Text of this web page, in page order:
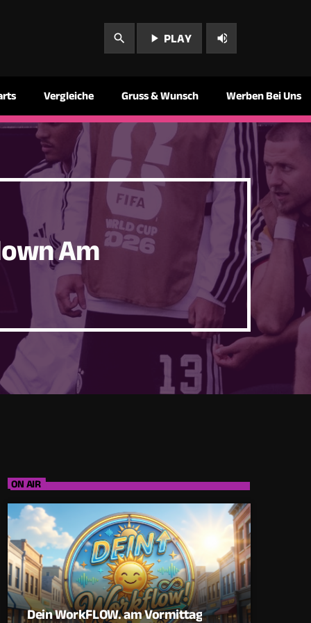
Vergleiche Gruss & Wunsch Werben Bei Uns
search play_arrow PLAY volume_up
Am
ON AIR
Dein WorkFLOW. am Vormittag